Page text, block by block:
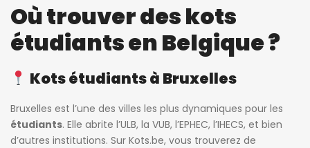
Où trouver des kots
étudiants en Belgique ?
Kots étudiants à Bruxelles
Bruxelles est l’une des villes les plus dynamiques pour les
étudiants. Elle abrite l’ULB, la VUB, l’EPHEC, l’IHECS, et bien
d’autres institutions. Sur Kots.be, vous trouverez de